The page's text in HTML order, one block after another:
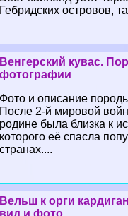
Гебридских островов,
Венгерский кувас.
фотографии
Фото и описание
После 2-й мировой
родине была близка к
которого её спасла
странах....
Вельш к opги
вид и фото